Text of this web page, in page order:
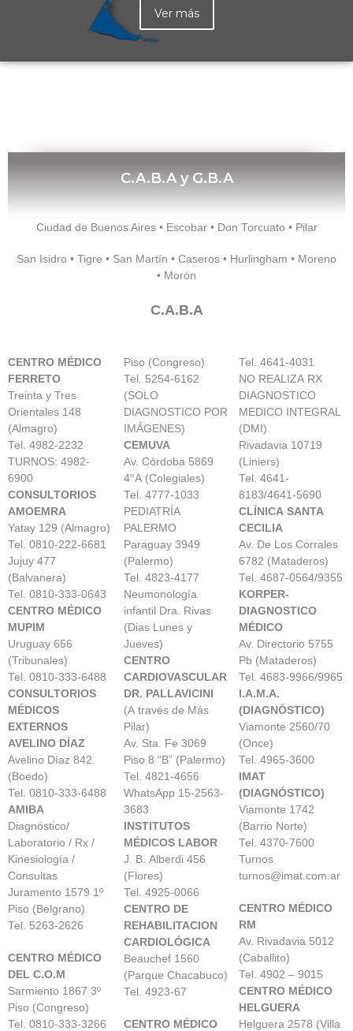
Ver más
C.A.B.A y G.B.A
Ciudad de Buenos Aires • Escobar • Don Torcuato • Pilar
San Isidro • Tigre • San Martín • Caseros • Hurlingham • Moreno
• Morón
C.A.B.A
CENTRO MÉDICO
FERRETO
Treinta y Tres
Orientales 148
(Almagro)
Tel. 4982-2232
TURNOS: 4982-
6900
CONSULTORIOS
AMOEMRA
Yatay 129 (Almagro)
Tel. 0810-222-6681
Jujuy 477
(Balvanera)
Tel. 0810-333-0643
CENTRO MÉDICO
MUPIM
Uruguay 656
(Tribunales)
Tel. 0810-333-6488
CONSULTORIOS
MÉDICOS
EXTERNOS
AVELINO DÍAZ
Avelino Díaz 842.
(Boedo)
Tel. 0810-333-6488
AMIBA
Diagnóstico/
Laboratorio / Rx /
Kinesiología /
Consultas
Juramento 1579 1º
Piso (Belgrano)
Tel. 5263-2626
CENTRO MÉDICO
DEL C.O.M
Sarmiento 1867 3º
Piso (Congreso)
Tel. 0810-333-3266
Piso (Congreso)
Tel. 5254-6162
(SOLO
DIAGNOSTICO POR
IMÁGENES)
CEMUVA
Av. Córdoba 5869
4°A (Colegiales)
Tel. 4777-1033
PEDIATRÍA
PALERMO
Paraguay 3949
(Palermo)
Tel. 4823-4177
Neumonología
infantil Dra. Rivas
(Dias Lunes y
Jueves)
CENTRO
CARDIOVASCULAR
DR. PALLAVICINI
(A través de Más
Pilar)
Av. Sta. Fe 3069
Piso 8 “B” (Palermo)
Tel. 4821-4656
WhatsApp 15-2563-
3683
INSTITUTOS
MÉDICOS LABOR
J. B. Alberdi 456
(Flores)
Tel. 4925-0066
CENTRO DE
REHABILITACION
CARDIOLÓGICA
Beauchef 1560
(Parque Chacabuco)
Tel. 4923-67
CENTRO MÉDICO
Tel. 4641-4031
NO REALIZA RX
DIAGNOSTICO
MEDICO INTEGRAL
(DMI)
Rivadavia 10719
(Liniers)
Tel. 4641-
8183/4641-5690
CLÍNICA SANTA
CECILIA
Av. De Los Corrales
6782 (Mataderos)
Tel. 4687-0564/9355
KORPER-
DIAGNOSTICO
MÉDICO
Av. Directorio 5755
Pb (Mataderos)
Tel. 4683-9966/9965
I.A.M.A.
(DIAGNÓSTICO)
Viamonte 2560/70
(Once)
Tel. 4965-3600
IMAT
(DIAGNÓSTICO)
Viamonte 1742
(Barrio Norte)
Tel. 4370-7600
Turnos
turnos@imat.com.ar
CENTRO MÉDICO
RM
Av. Rivadavia 5012
(Caballito)
Tel. 4902 – 9015
CENTRO MÉDICO
HELGUERA
Helguera 2578 (Villa